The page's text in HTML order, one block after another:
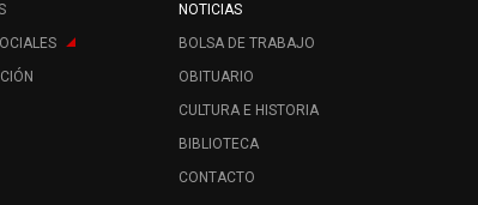
NOTICIAS
BOLSA DE TRABAJO
OBITUARIO
CULTURA E HISTORIA
BIBLIOTECA
CONTACTO